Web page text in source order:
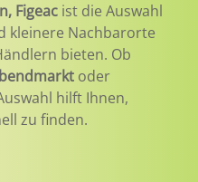
Figeac ist die Auswahl
kleinere Nachbarorte
bieten. Ob
oder
hilft Ihnen,
zu finden.